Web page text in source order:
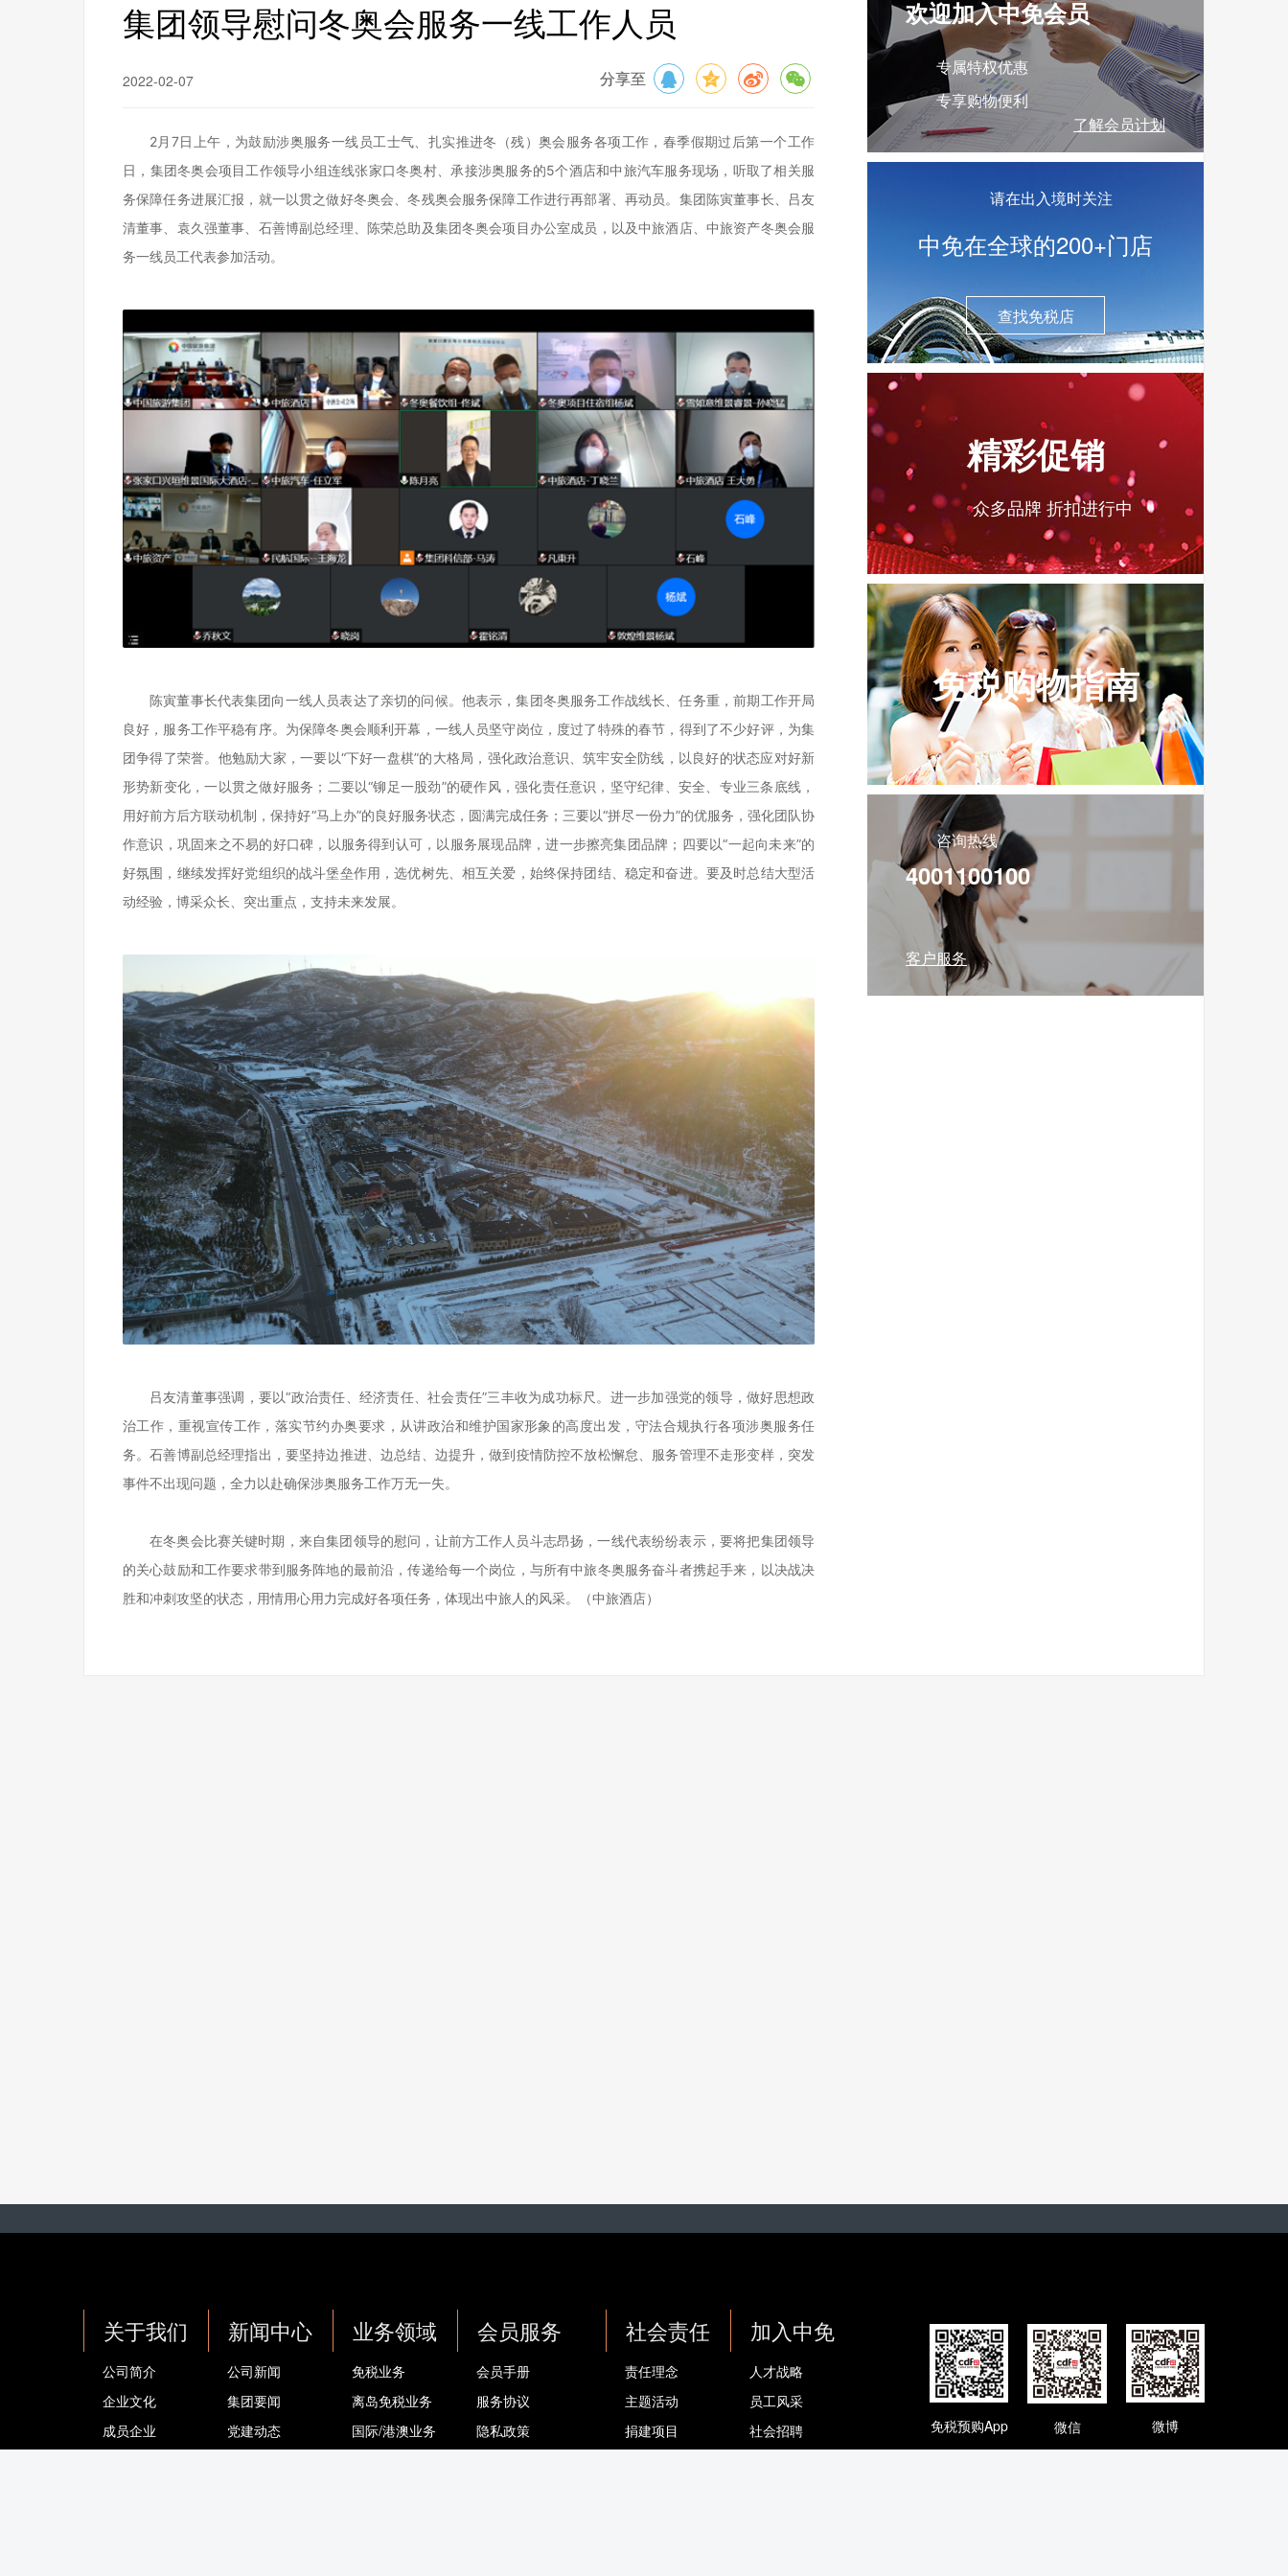
集团领导慰问冬奥会服务一线工作人员
2022-02-07 分享至
2月7日上午，为鼓励涉奥服务一线员工士气、扎实推进冬（残）奥会服务各项工作，春季假期过后第一个工作
日，集团冬奥会项目工作领导小组连线张家口冬奥村、承接涉奥服务的5个酒店和中旅汽车服务现场，听取了相关服
务保障任务进展汇报，就一以贯之做好冬奥会、冬残奥会服务保障工作进行再部署、再动员。集团陈寅董事长、吕友
清董事、袁久强董事、石善博副总经理、陈荣总助及集团冬奥会项目办公室成员，以及中旅酒店、中旅资产冬奥会服
务一线员工代表参加活动。
陈寅董事长代表集团向一线人员表达了亲切的问候。他表示，集团冬奥服务工作战线长、任务重，前期工作开局
良好，服务工作平稳有序。为保障冬奥会顺利开幕，一线人员坚守岗位，度过了特殊的春节，得到了不少好评，为集
团争得了荣誉。他勉励大家，一要以“下好一盘棋”的大格局，强化政治意识、筑牢安全防线，以良好的状态应对好新
形势新变化，一以贯之做好服务；二要以“铆足一股劲”的硬作风，强化责任意识，坚守纪律、安全、专业三条底线，
用好前方后方联动机制，保持好“马上办”的良好服务状态，圆满完成任务；三要以“拼尽一份力”的优服务，强化团队协
作意识，巩固来之不易的好口碑，以服务得到认可，以服务展现品牌，进一步擦亮集团品牌；四要以“一起向未来”的
好氛围，继续发挥好党组织的战斗堡垒作用，选优树先、相互关爱，始终保持团结、稳定和奋进。要及时总结大型活
动经验，博采众长、突出重点，支持未来发展。
吕友清董事强调，要以“政治责任、经济责任、社会责任”三丰收为成功标尺。进一步加强党的领导，做好思想政
治工作，重视宣传工作，落实节约办奥要求，从讲政治和维护国家形象的高度出发，守法合规执行各项涉奥服务任
务。石善博副总经理指出，要坚持边推进、边总结、边提升，做到疫情防控不放松懈怠、服务管理不走形变样，突发
事件不出现问题，全力以赴确保涉奥服务工作万无一失。
在冬奥会比赛关键时期，来自集团领导的慰问，让前方工作人员斗志昂扬，一线代表纷纷表示，要将把集团领导
的关心鼓励和工作要求带到服务阵地的最前沿，传递给每一个岗位，与所有中旅冬奥服务奋斗者携起手来，以决战决
胜和冲刺攻坚的状态，用情用心用力完成好各项任务，体现出中旅人的风采。（中旅酒店）
欢迎加入中免会员
专属特权优惠
专享购物便利
了解会员计划
请在出入境时关注
中免在全球的200+门店
查找免税店
精彩促销
众多品牌 折扣进行中
免税购物指南
咨询热线
4001100100
客户服务
关于我们
公司简介
企业文化
成员企业
新闻中心
公司新闻
集团要闻
党建动态
业务领域
免税业务
离岛免税业务
国际/港澳业务
会员服务
会员手册
服务协议
隐私政策
社会责任
责任理念
主题活动
捐建项目
加入中免
人才战略
员工风采
社会招聘
免税预购App 微信 微博